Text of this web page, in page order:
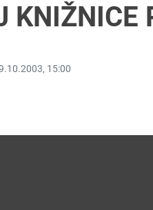
KNIŽNICE
15:00